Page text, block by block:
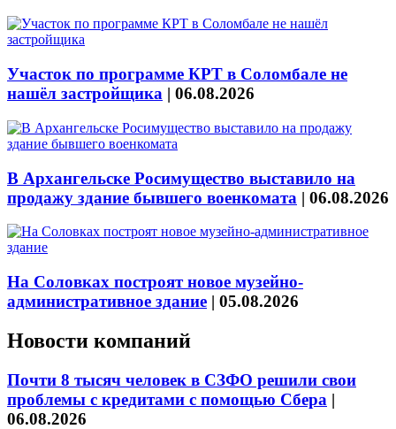
Участок по программе КРТ в Соломбале не
нашёл застройщика | 06.08.2026
В Архангельске Росимущество выставило на
продажу здание бывшего военкомата | 06.08.2026
На Соловках построят новое музейно-
административное здание | 05.08.2026
Новости компаний
Почти 8 тысяч человек в СЗФО решили свои
проблемы с кредитами с помощью Сбера |
06.08.2026